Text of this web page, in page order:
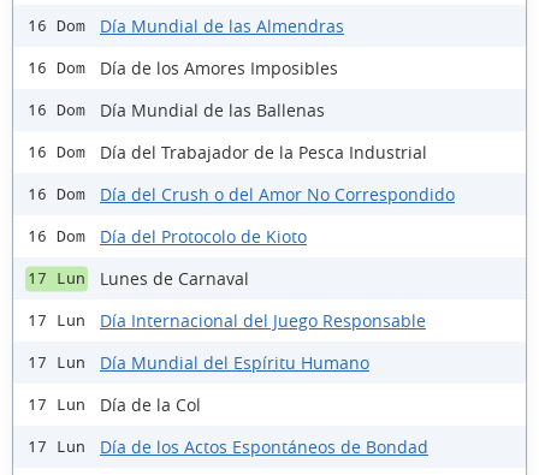
16 Dom Día Mundial de las Almendras
16 Dom Día de los Amores Imposibles
16 Dom Día Mundial de las Ballenas
16 Dom Día del Trabajador de la Pesca Industrial
16 Dom Día del Crush o del Amor No Correspondido
16 Dom Día del Protocolo de Kioto
17 Lun Lunes de Carnaval
17 Lun Día Internacional del Juego Responsable
17 Lun Día Mundial del Espíritu Humano
17 Lun Día de la Col
17 Lun Día de los Actos Espontáneos de Bondad